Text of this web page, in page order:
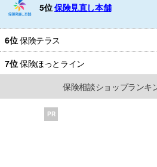
5位保険見直し本舗
6位保険テラス
7位保険ほっとライン
保険相談ショップラン
PR